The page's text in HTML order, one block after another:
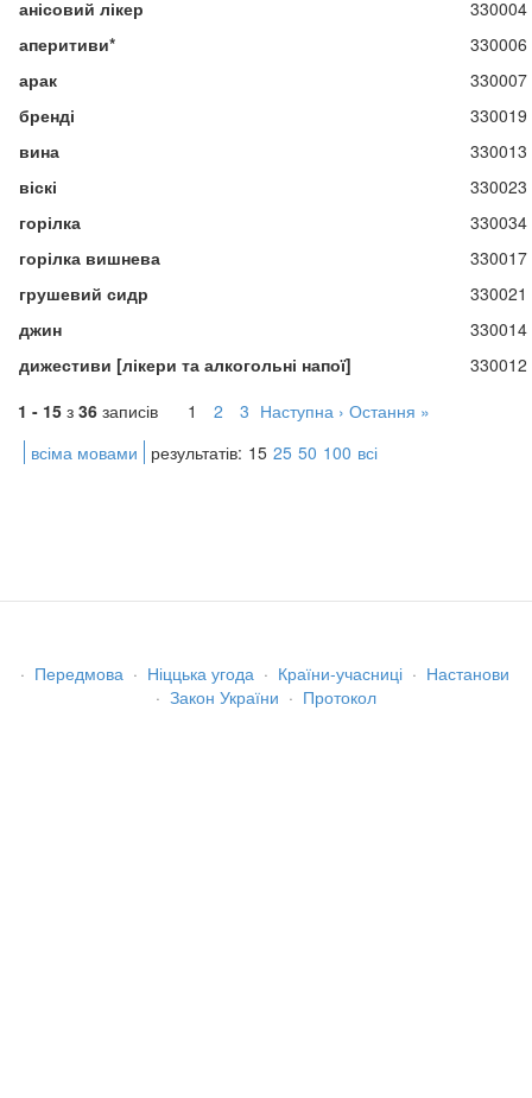
анісовий лікер
330004
аперитиви*
330006
арак
330007
бренді
330019
вина
330013
віскі
330023
горілка
330034
горілка вишнева
330017
грушевий сидр
330021
джин
330014
дижестиви [лікери та алкогольні напої]
330012
1 - 15 з 36 записів 1 2 3 Наступна › Остання »
всіма мовами
результатів: 15 25 50 100 всі
· Передмова · Ніццька угода · Країни-учасниці · Настанови
· Закон України · Протокол